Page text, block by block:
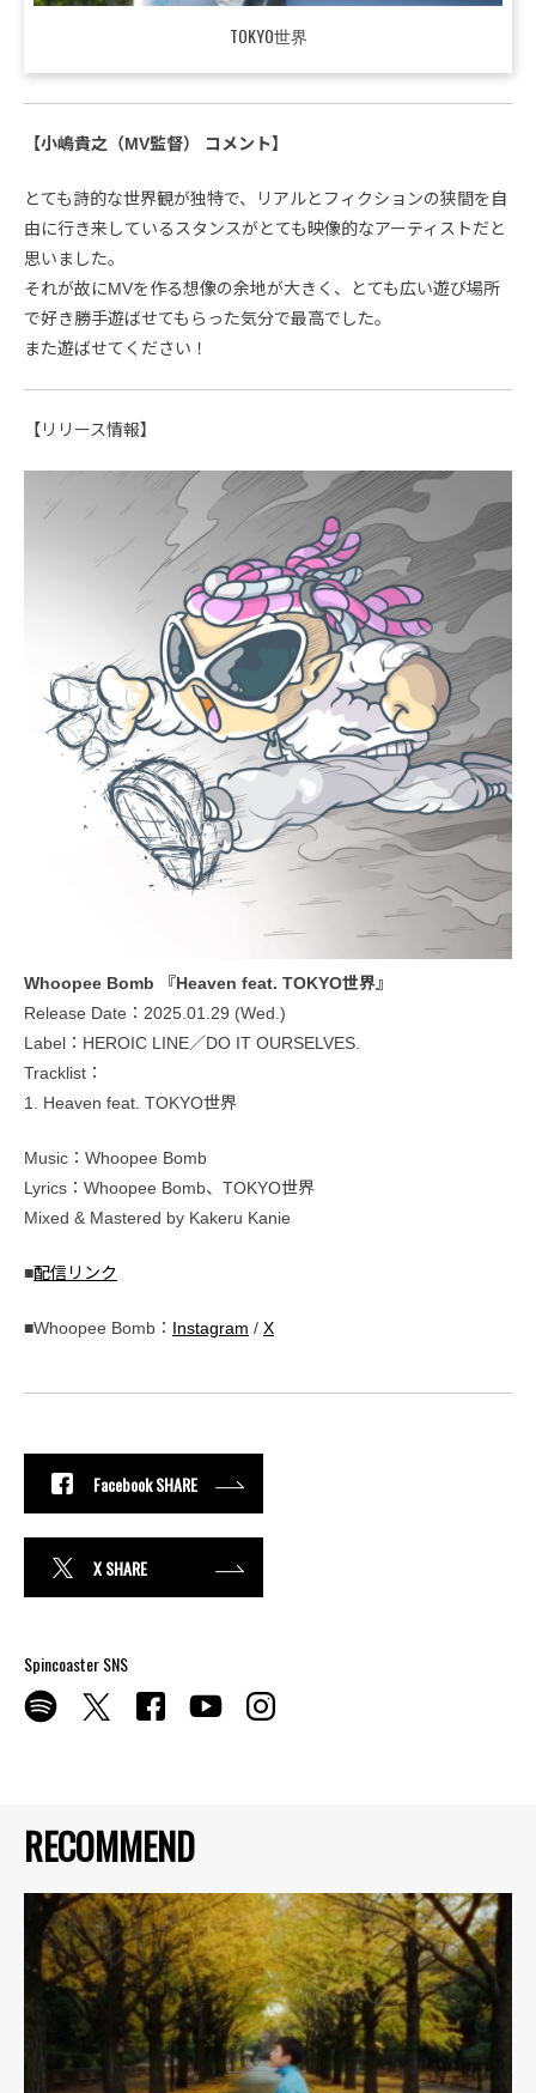
RECOMMEND
TOKYO世界
【小嶋貴之（MV監督） コメント】
とても詩的な世界観が独特で、リアルとフィクションの狭間を自
由に行き来しているスタンスがとても映像的なアーティストだと
思いました。
それが故にMVを作る想像の余地が大きく、とても広い遊び場所
で好き勝手遊ばせてもらった気分で最高でした。
また遊ばせてください！
【リリース情報】
Whoopee Bomb 『Heaven feat. TOKYO世界』
Release Date：2025.01.29 (Wed.)
Label：HEROIC LINE／DO IT OURSELVES.
Tracklist：
1. Heaven feat. TOKYO世界
Music：Whoopee Bomb
Lyrics：Whoopee Bomb、TOKYO世界
Mixed & Mastered by Kakeru Kanie
■配信リンク
■Whoopee Bomb： Instagram / X
Facebook SHARE
X SHARE
Spincoaster SNS